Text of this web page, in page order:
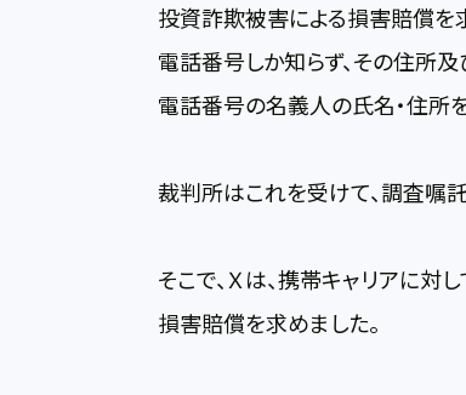
投資詐欺被害による損害賠償を
電話番号しか知らず、その住所
電話番号の名義人の氏名・住所
裁判所はこれを受けて、調査嘱
そこで、Ｘは、携帯キャリアに対
損害賠償を求めました。